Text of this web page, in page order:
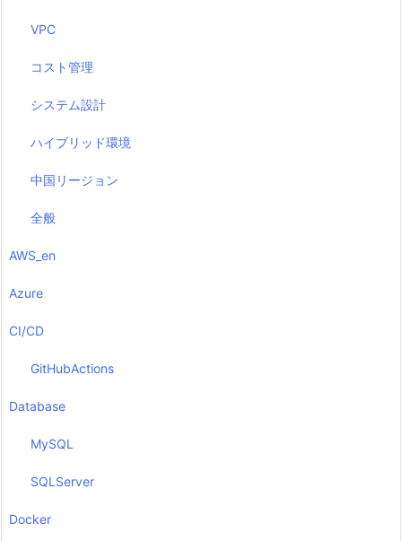
VPC
コスト管理
システム設計
ハイブリッド環境
中国リージョン
全般
AWS_en
Azure
CI/CD
GitHubActions
Database
MySQL
SQLServer
Docker